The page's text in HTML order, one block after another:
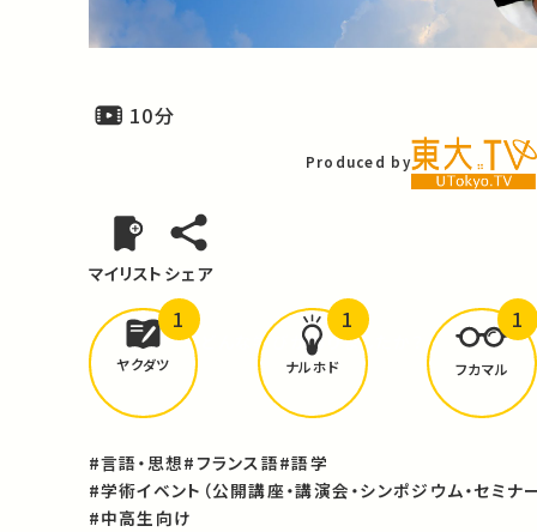
10分
Produced by
マイリスト シェア
どんな学びがありましたか？
ヤクダツ
1
ナルホド
1
フカマル
1
#言語・思想#フランス語#語学
#学術イベント（公開講座・講演会・シンポジウム・セミナ
#中高生向け